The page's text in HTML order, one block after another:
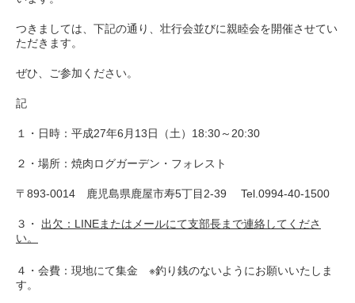
つきましては、下記の通り、壮行会並びに親睦会を開催させてい
ただきます。
ぜひ、ご参加ください。
記
１・日時：平成27年6月13日（土）18:30～20:30
２・場所：焼肉ログガーデン・フォレスト
〒893-0014 鹿児島県鹿屋市寿5丁目2-39 Tel.0994-40-1500
３・ 出欠： LINEまたはメールにて支部長まで連絡してくださ
い。
４・会費：現地にて集金 ※釣り銭のないようにお願いいたしま
す。